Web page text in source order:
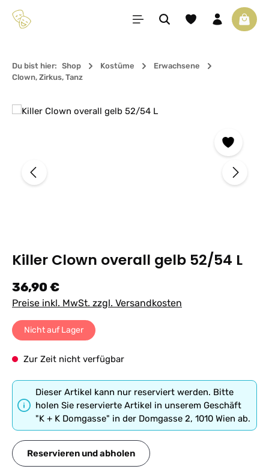
Zum Hauptinhalt springen Du hast 0 Produkte
Du bist hier: Shop Kostüme
Erwachsene
Clown, Zirkus, Tanz
Bildergalerie überspringen
Killer Clown overall gelb 52/54 L
Regulärer Preis:
36,90 €
Preise inkl. MwSt. zzgl. Versandkosten
Nicht auf Lager
Zur Zeit nicht verfügbar
Dieser Artikel kann nur reserviert werden. Bitte
holen Sie reservierte Artikel in unserem Geschäft
"K + K Domgasse" in der Domgasse 2, 1010 Wien ab.
Reservieren und abholen